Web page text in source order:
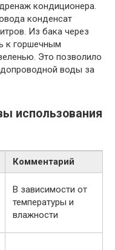
кондиционера.
конденсат
Из бака через
к горшечным
Это позволило
воды за
использования
Комментарий
В зависимости от
температуры и
влажности